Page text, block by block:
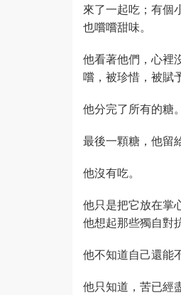
來了一起吃；有個
也嚐嚐甜味。
他看著他們，心裡
嚐，被珍惜，被賦
他分完了所有的糖。
最後一顆糖，他留
他沒有吃。
他只是把它放在掌
他想起那些獨自對
他不知道自己還能
他只知道，苦已經